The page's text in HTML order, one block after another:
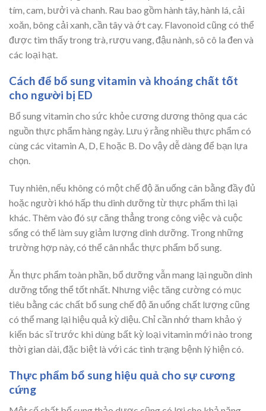
tím, cam, bưởi và chanh. Rau bao gồm hành tây, hành lá, cải
xoăn, bông cải xanh, cần tây và ớt cay. Flavonoid cũng có thể
được tìm thấy trong trà, rượu vang, đậu nành, sô cô la đen và
các loại hạt.
Cách để bổ sung vitamin và khoáng chất tốt
cho người bị ED
Bổ sung vitamin cho sức khỏe cương dương thông qua các
nguồn thực phẩm hàng ngày. Lưu ý rằng nhiều thực phẩm có
cùng các vitamin A, D, E hoặc B. Do vậy dễ dàng để bạn lựa
chọn.
Tuy nhiên, nếu không có một chế độ ăn uống cân bằng đầy đủ
hoặc người khó hấp thu dinh dưỡng từ thực phẩm thì lại
khác. Thêm vào đó sự căng thẳng trong công việc và cuộc
sống có thể làm suy giảm lượng dinh dưỡng. Trong những
trường hợp này, có thể cân nhắc thực phẩm bổ sung.
Ăn thực phẩm toàn phần, bổ dưỡng vẫn mang lại nguồn dinh
dưỡng tổng thể tốt nhất. Nhưng việc tăng cường có mục
tiêu bằng các chất bổ sung chế độ ăn uống chất lượng cũng
có thể mang lại hiệu quả kỳ diệu. Chỉ cần nhớ tham khảo ý
kiến ​​bác sĩ trước khi dùng bất kỳ loại vitamin mới nào trong
thời gian dài, đặc biệt là với các tình trạng bệnh lý hiện có.
Thực phẩm bổ sung hiệu quả cho sự cương
cứng